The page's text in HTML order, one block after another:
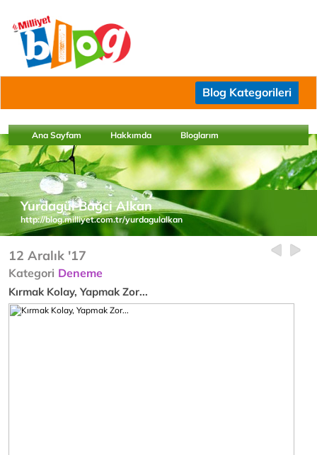
Blog Kategorileri
Ana Sayfam Hakkımda Bloglarım
Yurdagül Bağci Alkan
http://blog.milliyet.com.tr/yurdagulalkan
12 Aralık '17
Kategori Deneme
Kırmak Kolay, Yapmak Zor...